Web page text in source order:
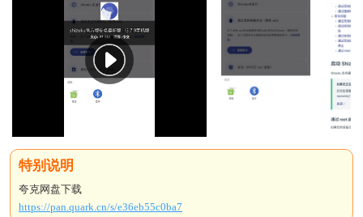
夸克网盘下载
https://pan.quark.cn/s/e36eb55c0ba7